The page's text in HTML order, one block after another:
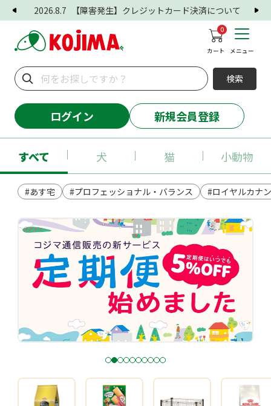
2026.8.7 【障害発生】クレジットカード決済について
0
カート メニュー
検索
ログイン 新規会員登録
すべて 犬 猫 小動物
#あす宅 #プロフェッショナル・バランス #ロイヤルカナン
1234567891
0